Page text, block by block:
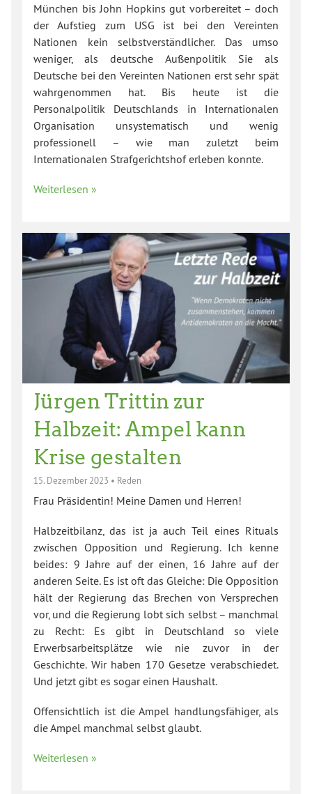
München bis John Hopkins gut vorbereitet – doch
der Aufstieg zum USG ist bei den Vereinten
Nationen kein selbstverständlicher. Das umso
weniger, als deutsche Außenpolitik Sie als
Deutsche bei den Vereinten Nationen erst sehr spät
wahrgenommen hat. Bis heute ist die
Personalpolitik Deutschlands in Internationalen
Organisation unsystematisch und wenig
professionell – wie man zuletzt beim
Internationalen Strafgerichtshof erleben konnte.
Weiterlesen »
Jürgen Trittin zur
Halbzeit: Ampel kann
Krise gestalten
15. Dezember 2023 • Reden
Frau Präsidentin! Meine Damen und Herren!
Halbzeitbilanz, das ist ja auch Teil eines Rituals
zwischen Opposition und Regierung. Ich kenne
beides: 9 Jahre auf der einen, 16 Jahre auf der
anderen Seite. Es ist oft das Gleiche: Die Opposition
hält der Regierung das Brechen von Versprechen
vor, und die Regierung lobt sich selbst – manchmal
zu Recht: Es gibt in Deutschland so viele
Erwerbsarbeitsplätze wie nie zuvor in der
Geschichte. Wir haben 170 Gesetze verabschiedet.
Und jetzt gibt es sogar einen Haushalt.
Offensichtlich ist die Ampel handlungsfähiger, als
die Ampel manchmal selbst glaubt.
Weiterlesen »